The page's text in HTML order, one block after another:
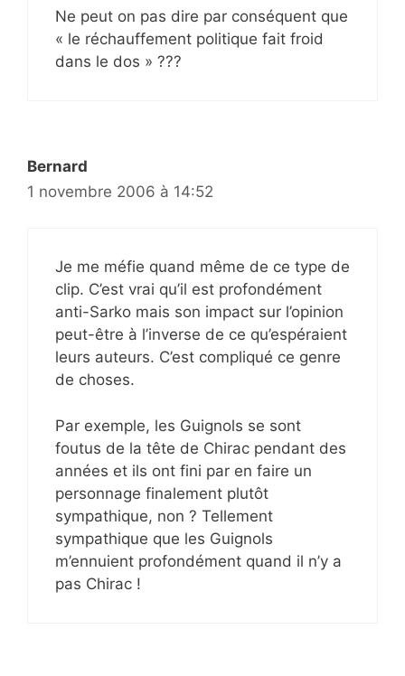
Ne peut on pas dire par conséquent que
« le réchauffement politique fait froid
dans le dos » ???
Bernard
1 novembre 2006 à 14:52
Je me méfie quand même de ce type de
clip. C’est vrai qu’il est profondément
anti-Sarko mais son impact sur l’opinion
peut-être à l’inverse de ce qu’espéraient
leurs auteurs. C’est compliqué ce genre
de choses.
Par exemple, les Guignols se sont
foutus de la tête de Chirac pendant des
années et ils ont fini par en faire un
personnage finalement plutôt
sympathique, non ? Tellement
sympathique que les Guignols
m’ennuient profondément quand il n’y a
pas Chirac !